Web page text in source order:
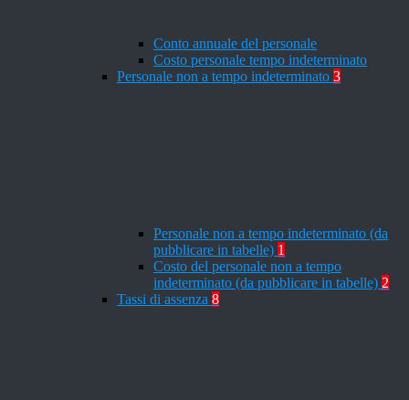
Conto annuale del personale
Costo personale tempo indeterminato
Personale non a tempo indeterminato 3
Personale non a tempo indeterminato (da
pubblicare in tabelle) 1
Costo del personale non a tempo
indeterminato (da pubblicare in tabelle) 2
Tassi di assenza 8